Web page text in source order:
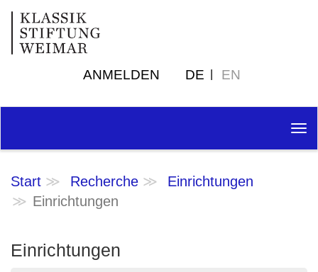
ANMELDEN DE EN
Start Recherche
Einrichtungen
Einrichtungen
Einrichtungen